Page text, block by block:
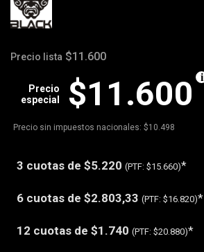
Precio lista $11.600
$11.600
Precio
especial
Precio sin impuestos nacionales: $10.498
3 cuotas de $5.220 (PTF: $15.660)*
6 cuotas de $2.803,33 (PTF: $16.820)*
12 cuotas de $1.740 (PTF: $20.880)*